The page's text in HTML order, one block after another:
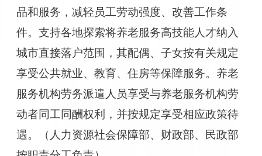
品和服务，减轻员工劳动强度、改善工作条
件。支持各地探索将养老服务高技能人才纳入
城市直接落户范围，其配偶、子女按有关规定
享受公共就业、教育、住房等保障服务。养老
服务机构劳务派遣人员享受与养老服务机构劳
动者同工同酬权利，并按规定享受相应政策待
遇。（人力资源社会保障部、财政部、民政部